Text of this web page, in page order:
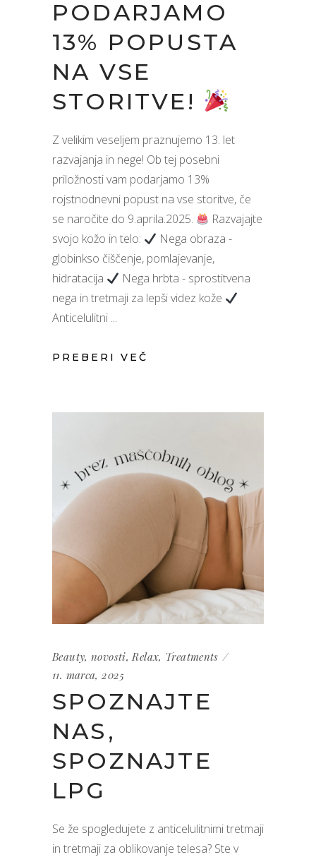
PODARJAMO
13% POPUSTA
NA VSE
STORITVE!
Z velikim veseljem praznujemo 13. let
razvajanja in nege! Ob tej posebni
priložnosti vam podarjamo 13%
rojstnodnevni popust na vse storitve, če
se naročite do 9.aprila.2025.
Razvajajte
svojo kožo in telo:
Nega obraza -
globinkso čiščenje, pomlajevanje,
hidratacija
Nega hrbta - sprostitvena
nega in tretmaji za lepši videz kože
Anticelulitni
PREBERI VEČ
Beauty, novosti, Relax, Treatments
11. marca, 2025
SPOZNAJTE
NAS,
SPOZNAJTE
LPG
Se že spogledujete z anticelulitnimi tretmaji
in tretmaji za oblikovanje telesa? Ste v